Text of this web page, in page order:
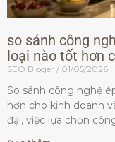
so sánh công
loại nào tốt hơn
SEO Bloger 01/05/2026
So sánh công nghệ
hơn cho kinh doanh
đại, việc lựa chọn